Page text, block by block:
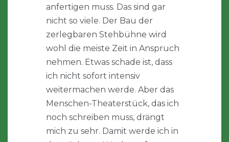
anfertigen muss. Das sind gar
nicht so viele. Der Bau der
zerlegbaren Stehbühne wird
wohl die meiste Zeit in Anspruch
nehmen. Etwas schade ist, dass
ich nicht sofort intensiv
weitermachen werde. Aber das
Menschen-Theaterstück, das ich
noch schreiben muss, drängt
mich zu sehr. Damit werde ich in